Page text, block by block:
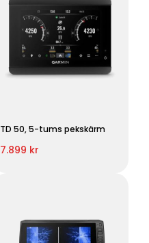
TD 50, 5-tums pekskärm
7.899 kr